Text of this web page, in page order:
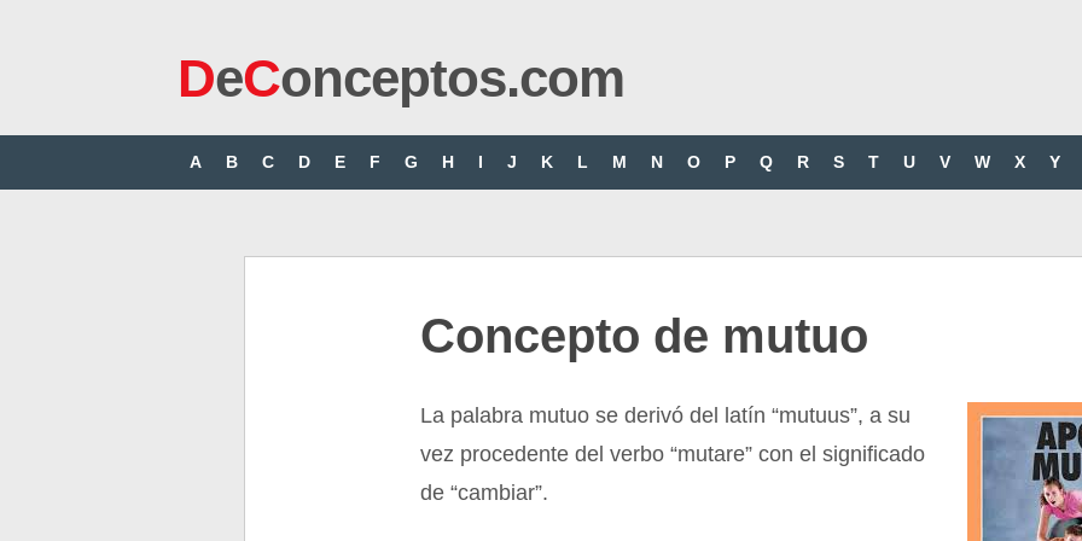
DeConceptos.com
A B C D E F G H I J K L M N O P Q R S T U V W X Y
Concepto de mutuo
La palabra mutuo se derivó del latín “mutuus”, a su
vez procedente del verbo “mutare” con el significado
de “cambiar”.